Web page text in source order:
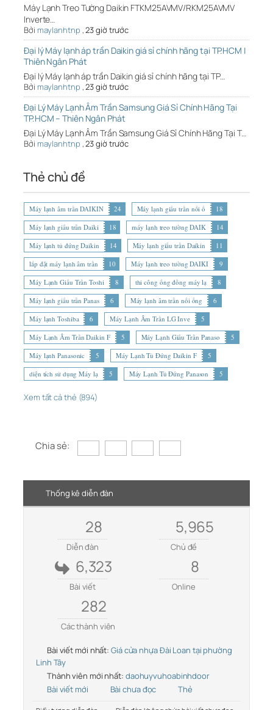
Máy Lạnh Treo Tường Daikin FTKM25AVMV/RKM25AVMV
Inverte…
Bởi maylanhtnp ,23 giờ trước
Đại lý Máy lạnh áp trần Daikin giá sỉ chính hãng tại TP.HCM |
Thiên Ngân Phát
Đại lý Máy lạnh áp trần Daikin giá sỉ chính hãng tại TP…
Bởi maylanhtnp ,23 giờ trước
Đại Lý Máy Lạnh Âm Trần Samsung Giá Sỉ Chính Hãng Tại
TP.HCM – Thiên Ngân Phát
Đại Lý Máy Lạnh Âm Trần Samsung Giá Sỉ Chính Hãng Tại T…
Bởi maylanhtnp ,23 giờ trước
Thẻ chủ đề
Máy lạnh âm trần DAIKIN 24 Máy lạnh giấu trần nối ố
18
Máy lạnh giấu trần Daiki
18 máy lạnh treo tường DAIK
14
Máy lạnh tủ đứng Daikin
14 Máy lạnh giấu trần Daikin
11
lắp đặt máy lạnh âm trần
10 Máy lạnh treo tường DAIKI
9
Máy Lạnh Giấu Trần Toshi
8 thi công ống đồng máy lạ
8
Máy lạnh giấu trần Panas
6 Máy lạnh âm trần nối ống
6
Máy lạnh Toshiba
6 Máy Lạnh Âm Trần LG Inve
5
Máy Lạnh Âm Trần Daikin F
5 Máy Lạnh Giấu Trần Panaso
5
Máy lạnh Panasonic
5 Máy Lạnh Tủ Đứng Daikin F
5
diện tích sử dụng Máy lạ
5 Máy Lạnh Tủ Đứng Panason 5
Xem tất cả thẻ (894)
Chia sẻ:
Thống kê diễn đàn
28
Diễn đàn
5,965
Chủ đề
6,323
Bài viết
8
Online
282
Các thành viên
Bài viết mới nhất: Giá cửa nhựa Đài Loan tại phường
Linh Tây
Thành viên mới nhất: daohuyvuhoabinhdoor
Bài viết mới
Bài chưa đọc Thẻ